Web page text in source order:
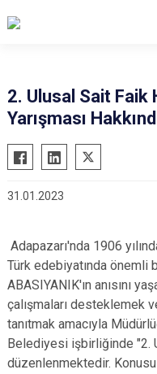
Akseki
Alanya
Finike
Gündoğmuş
İbradı
Demre
Kaş
Kemer
2. Ulusal Sait Faik
Yarışması
31.01.2023
Adapazarı'nda 1906
Türk edebiyatında önemli
ABASIYANIK'ın anısını
çalışmaları desteklemek
tanıtmak amacıyla
Belediyesi işbirliğinde "2.
düzenlenmektedir. Konusu